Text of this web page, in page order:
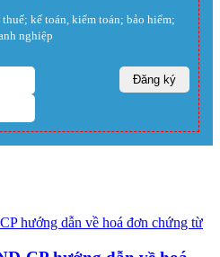
kế toán, kiểm toán; bảo hiểm;
nghiệp